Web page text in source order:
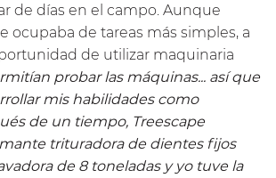
de días en el campo. Aunque
ocupaba de tareas más simples, a
de utilizar maquinaria
probar las máquinas... así que
mis habilidades como
de un tiempo, Treescape
trituradora de dientes fijos
de 8 toneladas y yo tuve la